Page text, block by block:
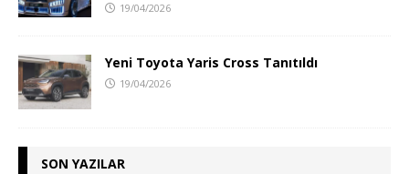
19/04/2026
Yeni Toyota Yaris Cross Tanıtıldı
19/04/2026
SON YAZILAR